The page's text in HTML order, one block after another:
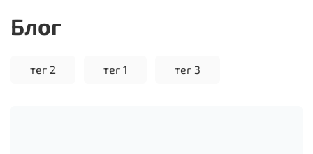
Блог
тег 2 тег 1 тег 3